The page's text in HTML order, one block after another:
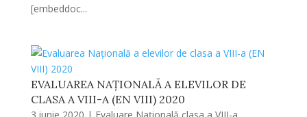
[embeddoc...
EVALUAREA NAȚIONALĂ A ELEVILOR DE
CLASA A VIII-A (EN VIII) 2020